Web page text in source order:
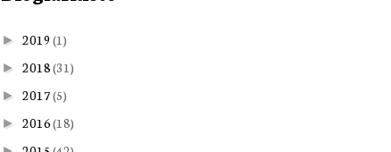
► 2019 (1)
► 2018(31)
► 2017(5)
► 2016(18)